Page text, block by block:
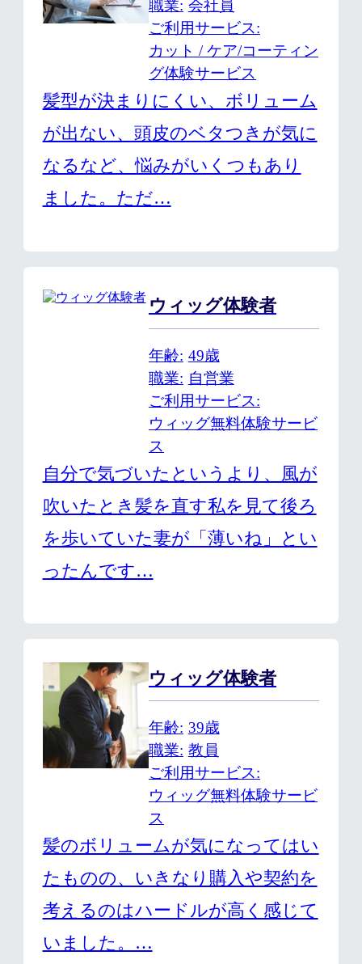
職業 会社員
ご利用サービス
カット / ケア/コーティン
グ体験サービス
髪型が決まりにくい、ボリューム
が出ない、頭皮のベタつきが気に
なるなど、悩みがいくつもあり
ました。ただ…
ウィッグ体験者
年齢 49歳
職業
自営業
ご利用サービス
ウィッグ無料体験サービ
ス
自分で気づいたというより、風が
吹いたとき髪を直す私を見て後ろ
を歩いていた妻が「薄いね」とい
ったんです…
ウィッグ体験者
年齢
39歳
職業 教員
ご利用サービス
ウィッグ無料体験サービ
ス
髪のボリュームが気になってはい
たものの、いきなり購入や契約を
考えるのはハードルが高く感じて
いました。…